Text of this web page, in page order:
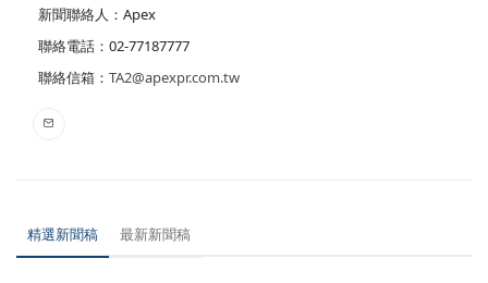
新聞聯絡人：Apex
聯絡電話：02-77187777
聯絡信箱： TA2@apexpr.com.tw
精選新聞稿 最新新聞稿